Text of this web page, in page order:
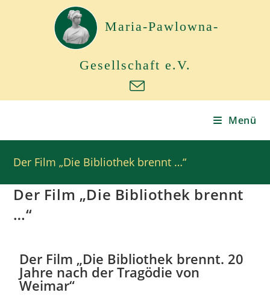
Maria-Pawlowna-
Gesellschaft e.V.
Menü
Der Film „Die Bibliothek brennt …“
Der Film „Die Bibliothek brennt
…“
Der Film „Die Bibliothek brennt. 20
Jahre nach der Tragödie von
Weimar“